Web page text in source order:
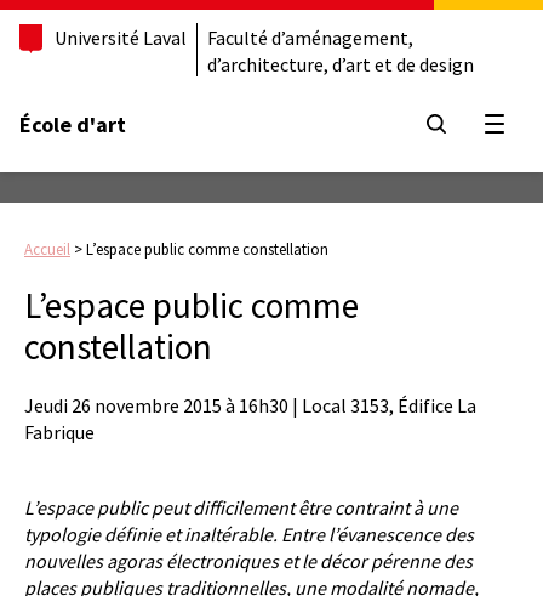
Université Laval
Faculté d’aménagement,
d’architecture, d’art et de design
École d'art
Accueil >L’espace public comme constellation
L’espace public comme
constellation
Jeudi 26 novembre 2015 à 16h30 | Local 3153, Édifice La
Fabrique
L’espace public peut difficilement être contraint à une
typologie définie et inaltérable. Entre l’évanescence des
nouvelles agoras électroniques et le décor pérenne des
places publiques traditionnelles, une modalité nomade,